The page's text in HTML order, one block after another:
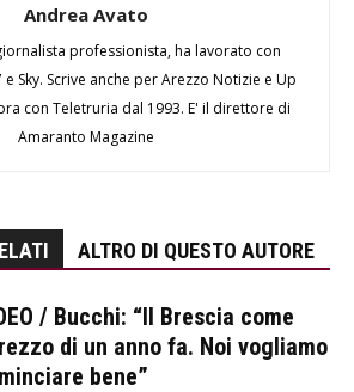
Andrea Avato
professionista, ha lavorato con
Sky. Scrive anche per Arezzo Notizie e Up
con Teletruria dal 1993. E' il direttore di
Amaranto Magazine
ALTRO DI QUESTO AUTORE
/ Bucchi: “Il Brescia come
di un anno fa. Noi vogliamo
bene”